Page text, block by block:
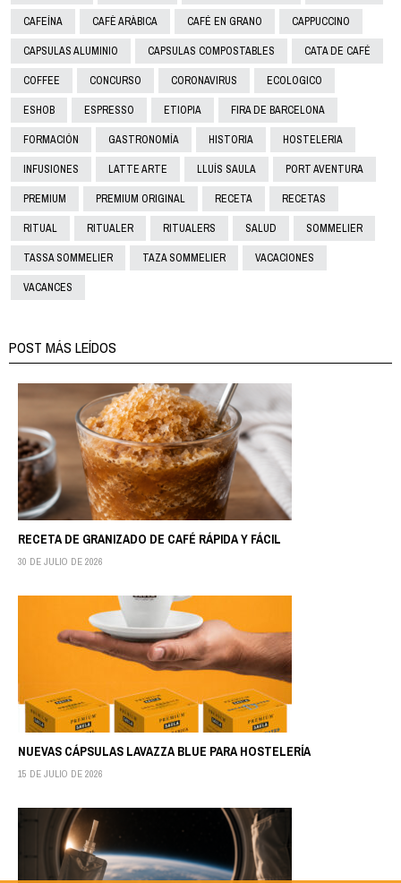
CAFEÍNA CAFÈ ARÀBICA CAFÉ EN GRANO CAPPUCCINO
CAPSULAS ALUMINIO CAPSULAS COMPOSTABLES CATA DE CAFÉ
COFFEE CONCURSO CORONAVIRUS ECOLOGICO
ESHOB ESPRESSO ETIOPIA FIRA DE BARCELONA
FORMACIÓN GASTRONOMÍA HISTORIA HOSTELERIA
INFUSIONES LATTE ARTE LLUÍS SAULA PORT AVENTURA
PREMIUM PREMIUM ORIGINAL RECETA RECETAS
RITUAL RITUALER RITUALERS SALUD SOMMELIER
TASSA SOMMELIER TAZA SOMMELIER VACACIONES
VACANCES
POST MÁS LEÍDOS
RECETA DE GRANIZADO DE CAFÉ RÁPIDA Y FÁCIL
30 DE JULIO DE 2026
NUEVAS CÁPSULAS LAVAZZA BLUE PARA HOSTELERÍA
15 DE JULIO DE 2026